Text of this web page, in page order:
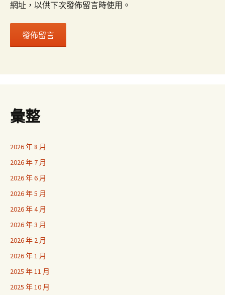
網址，以供下次發佈留言時使用。
彙整
2026 年 8 月
2026 年 7 月
2026 年 6 月
2026 年 5 月
2026 年 4 月
2026 年 3 月
2026 年 2 月
2026 年 1 月
2025 年 11 月
2025 年 10 月